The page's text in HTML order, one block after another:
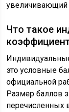
Что такое
это условные
официальной
Размер баллов
перечисленных